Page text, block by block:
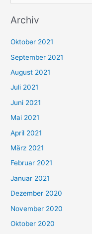
c
n
n
a
c
h
:
Archiv
Oktober 2021
September 2021
August 2021
Juli 2021
Juni 2021
Mai 2021
April 2021
März 2021
Februar 2021
Januar 2021
Dezember 2020
November 2020
Oktober 2020